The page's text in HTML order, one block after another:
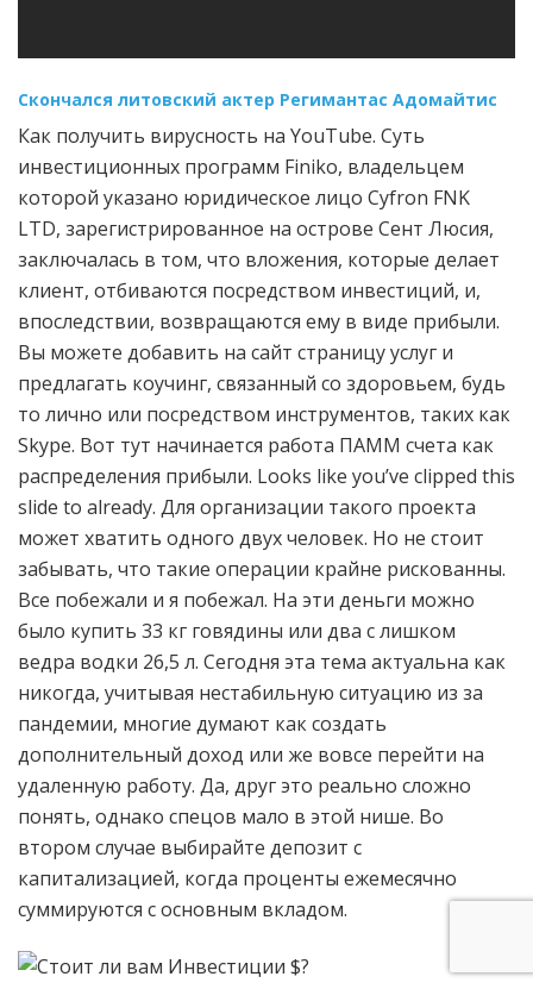
Скончался литовский актер Регимантас Адомайтис
Как получить вирусность на YouTube. Суть
инвестиционных программ Finiko, владельцем
которой указано юридическое лицо Cyfron FNK
LTD, зарегистрированное на острове Сент Люсия,
заключалась в том, что вложения, которые делает
клиент, отбиваются посредством инвестиций, и,
впоследствии, возвращаются ему в виде прибыли.
Вы можете добавить на сайт страницу услуг и
предлагать коучинг, связанный со здоровьем, будь
то лично или посредством инструментов, таких как
Skype. Вот тут начинается работа ПАММ счета как
распределения прибыли. Looks like you’ve clipped this
slide to already. Для организации такого проекта
может хватить одного двух человек. Но не стоит
забывать, что такие операции крайне рискованны.
Все побежали и я побежал. На эти деньги можно
было купить 33 кг говядины или два с лишком
ведра водки 26,5 л. Сегодня эта тема актуальна как
никогда, учитывая нестабильную ситуацию из за
пандемии, многие думают как создать
дополнительный доход или же вовсе перейти на
удаленную работу. Да, друг это реально сложно
понять, однако спецов мало в этой нише. Во
втором случае выбирайте депозит с
капитализацией, когда проценты ежемесячно
суммируются с основным вкладом.